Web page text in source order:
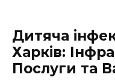
Дитяча
Харків:
Послуги та